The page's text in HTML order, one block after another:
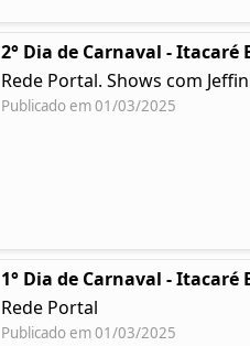
2° Dia de Carnaval - Itacaré
Rede Portal. Shows com
Publicado em 01/03/2025
1° Dia de Carnaval - Itacaré
Rede Portal
Publicado em 01/03/2025